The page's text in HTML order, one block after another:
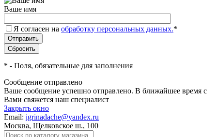
Ваше имя
Я согласен на обработку персональных данных.*
* - Поля, обязательные для заполнения
Сообщение отправлено
Ваше сообщение успешно отправлено. В ближайшее время с
Вами свяжется наш специалист
Закрыть окно
Email: igrinadache@yandex.ru
Москва, Щелковское ш., 100